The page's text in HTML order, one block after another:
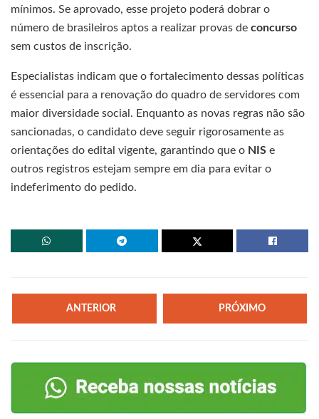
mínimos. Se aprovado, esse projeto poderá dobrar o
número de brasileiros aptos a realizar provas de concurso
sem custos de inscrição.
Especialistas indicam que o fortalecimento dessas políticas
é essencial para a renovação do quadro de servidores com
maior diversidade social. Enquanto as novas regras não são
sancionadas, o candidato deve seguir rigorosamente as
orientações do edital vigente, garantindo que o NIS e
outros registros estejam sempre em dia para evitar o
indeferimento do pedido.
ANTERIOR PRÓXIMO